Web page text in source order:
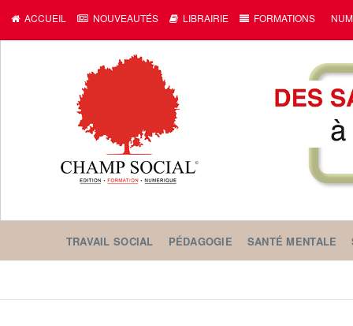
ACCUEIL NOUVEAUTÉS LIBRAIRIE FORMATIONS
TRAVAIL SOCIAL PÉDAGOGIE SANTÉ MENTALE